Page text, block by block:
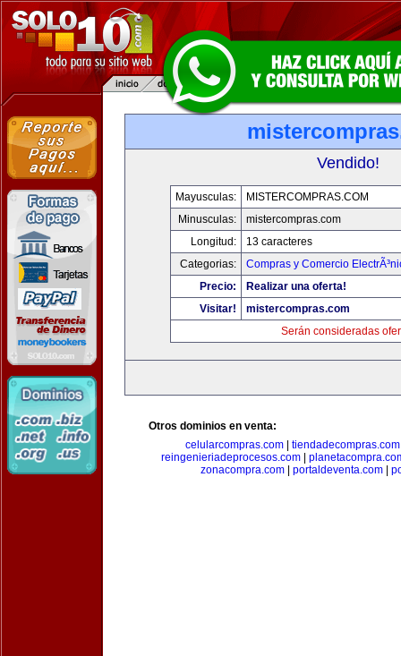
Vendido!
Mayusculas:
MISTERCOMPRAS.COM
Minusculas:
mistercompras.com
Longitud:
13 caracteres
Categorias:
Compras y Comercio
Precio:
Realizar una oferta!
Visitar!
mistercompras.com
Serán consideradas
Otros dominios en venta:
celularcompras.com| tiendadecompras.com
reingenieriadeprocesos.com|
zonacompra.com| portaldeventa.com|